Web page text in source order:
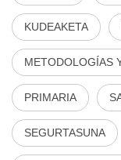
KUDEAKETA
METODOLOGÍAS
PRIMARIA
SEGURTASUNA